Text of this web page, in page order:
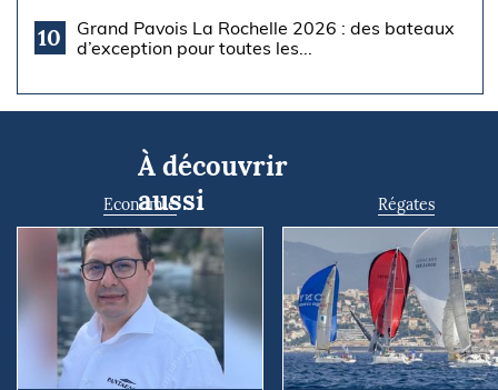
10
Grand Pavois La Rochelle 2026 : des bateaux
d’exception pour toutes les...
À découvrir
aussi
Economie Régates